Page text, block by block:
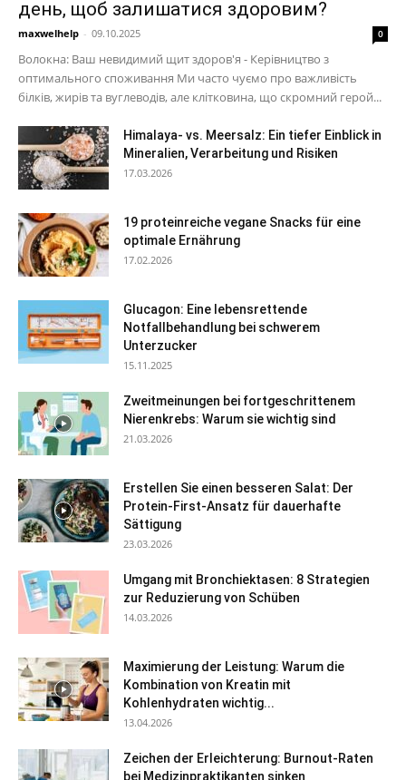
день, щоб залишатися здоровим?
maxwelhelp - 09.10.2025 0
Волокна: Ваш невидимий щит здоров'я - Керівництво з
оптимального споживання Ми часто чуємо про важливість
білків, жирів та вуглеводів, але клітковина, що скромний герой...
Himalaya- vs. Meersalz: Ein tiefer Einblick in
Mineralien, Verarbeitung und Risiken
17.03.2026
19 proteinreiche vegane Snacks für eine
optimale Ernährung
17.02.2026
Glucagon: Eine lebensrettende
Notfallbehandlung bei schwerem
Unterzucker
15.11.2025
Zweitmeinungen bei fortgeschrittenem
Nierenkrebs: Warum sie wichtig sind
21.03.2026
Erstellen Sie einen besseren Salat: Der
Protein-First-Ansatz für dauerhafte
Sättigung
23.03.2026
Umgang mit Bronchiektasen: 8 Strategien
zur Reduzierung von Schüben
14.03.2026
Maximierung der Leistung: Warum die
Kombination von Kreatin mit
Kohlenhydraten wichtig...
13.04.2026
Zeichen der Erleichterung: Burnout-Raten
bei Medizinpraktikanten sinken